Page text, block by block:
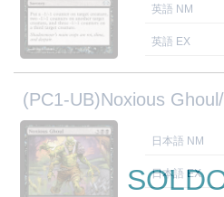
英語 NM
英語 EX
(PC1-UB)Noxious
日本語 NM
日本語 EX